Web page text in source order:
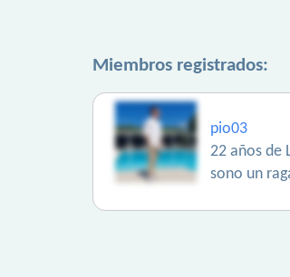
Miembros registrados:
pio03
22 años de
sono un